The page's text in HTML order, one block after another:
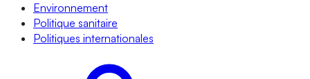
Environnement
Politique sanitaire
Politiques internationales